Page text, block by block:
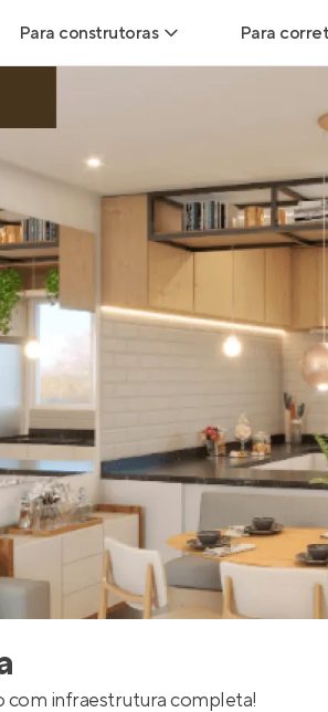
Para construtoras
Geração de Visitas
Geração de Vendas
Maiores Construtoras
Parcerias Imobiliárias
Anunciar Imóveis
Para
Leads
Hub
Perfil
com infraestrutura completa!